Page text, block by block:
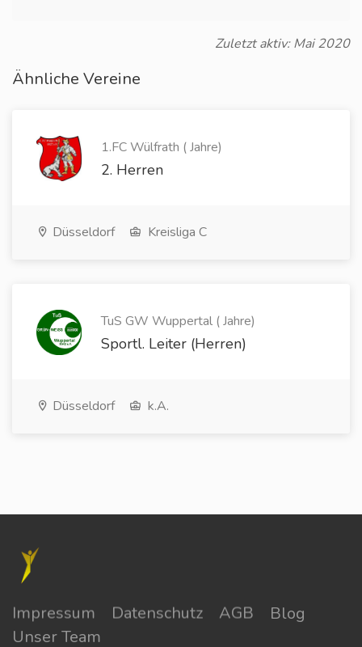
Zuletzt aktiv: Mai 2020
Ähnliche Vereine
1.FC Wülfrath ( Jahre)
2. Herren
Düsseldorf Kreisliga C
TuS GW Wuppertal ( Jahre)
Sportl. Leiter (Herren)
Düsseldorf k.A.
Impressum Datenschutz AGB
Blog
Unser Team